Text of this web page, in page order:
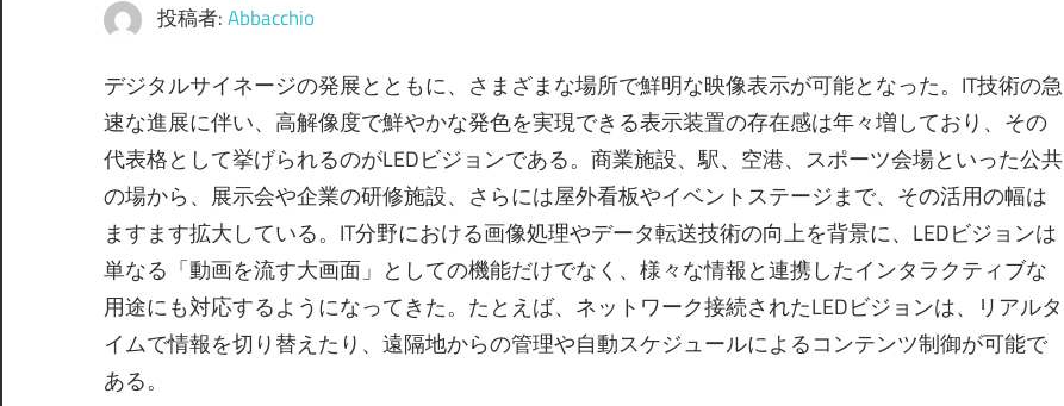
投稿者:Abbacchio
デジタルサイネージの発展とともに、さまざまな場所で鮮明な映像表示が可能となった。 IT技術の急
速な進展に伴い、高解像度で鮮やかな発色を実現できる表示装置の存在感は年々増しており、その
代表格として挙げられるのがLEDビジョンである。商業施設、駅、空港、スポーツ会場といった公共
の場から、展示会や企業の研修施設、さらには屋外看板やイベントステージまで、その活用の幅は
ますます拡大している。IT分野における画像処理やデータ転送技術の向上を背景に、LEDビジョンは
単なる「動画を流す大画面」としての機能だけでなく、様々な情報と連携したインタラクティブな
用途にも対応するようになってきた。たとえば、ネットワーク接続されたLEDビジョンは、リアルタ
イムで情報を切り替えたり、遠隔地からの管理や自動スケジュールによるコンテンツ制御が可能で
ある。